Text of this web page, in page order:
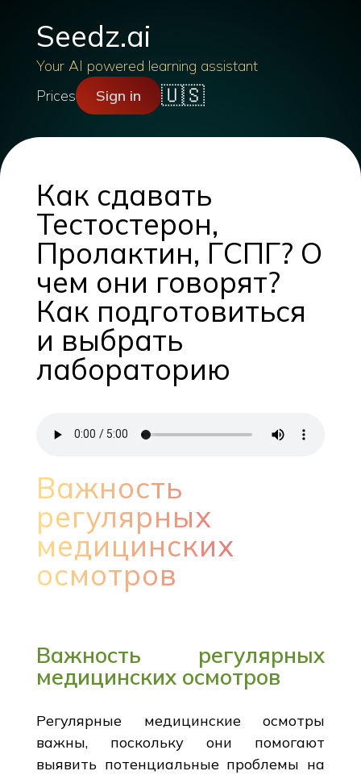
Seedz.ai
Your AI powered learning assistant
Prices
Sign in 🇺🇸
Как сдавать
Тестостерон,
Пролактин, ГСПГ? О
чем они говорят?
Как подготовиться
и выбрать
лабораторию
Важность
регулярных
медицинских
осмотров
Важность регулярных
медицинских осмотров
Регулярные медицинские осмотры
важны, поскольку они помогают
выявить потенциальные проблемы на